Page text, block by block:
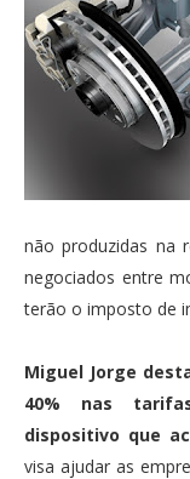
não produzidas na
negociados entre
terão o imposto de
Miguel Jorge
40% nas
dispositivo que
visa ajudar as